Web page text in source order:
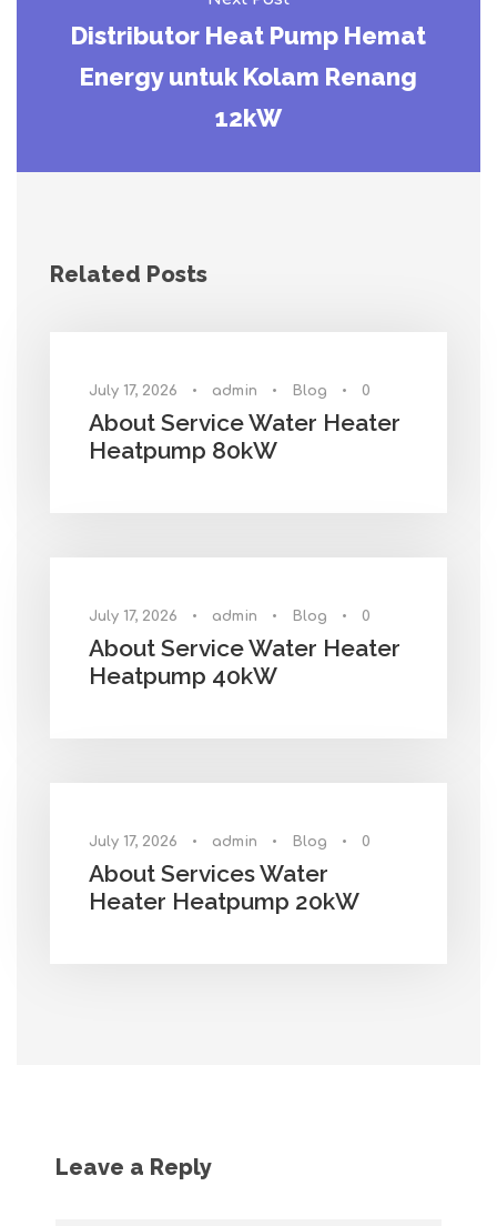
Distributor Heat Pump Hemat
Energy untuk Kolam Renang
12kW
Related Posts
July 17, 2026 • admin • Blog • 0
About Service Water Heater
Heatpump 80kW
July 17, 2026 • admin • Blog • 0
About Service Water Heater
Heatpump 40kW
July 17, 2026 • admin • Blog • 0
About Services Water
Heater Heatpump 20kW
Leave a Reply